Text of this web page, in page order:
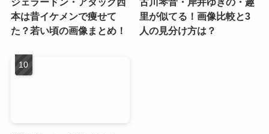
本は昔イケメンで痩せて
た？若い頃の画像まとめ！
里が似てる！画像比較と3
人の見分け方は？